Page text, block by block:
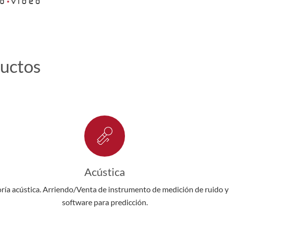
Acústica
acústica. Arriendo/Venta de instrumento de medición de ruido y
software para predicción.